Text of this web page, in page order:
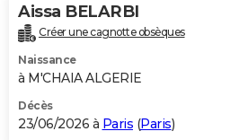
Bricolage
Lifestyle
Culture
Sport
Auto
Television
Voyage
Cinema
Aissa BELARBI
Créer une cagnotte obsèques
Naissance
à M'CHAIA ALGERIE
Décès
23/06/2026 à Paris (Paris)